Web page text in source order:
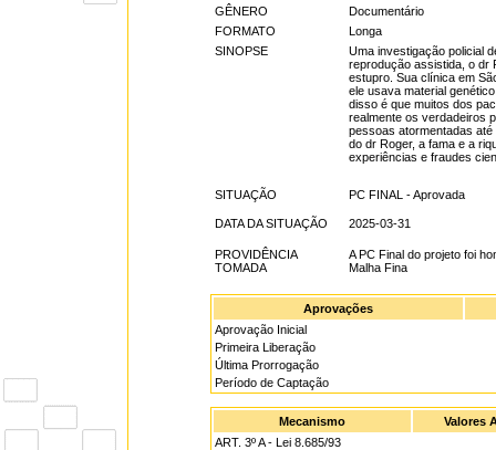
GÊNERO
Documentário
FORMATO
Longa
SINOPSE
Uma investigação policial
reprodução assistida, o dr
estupro. Sua clínica em
ele usava material
disso é que muitos dos
realmente os verdadeiros
pessoas atormentadas
do dr Roger, a fama e a
experiências e fraudes
SITUAÇÃO PC FINAL - Aprovada
DATA DA SITUAÇÃO 2025-03-31
PROVIDÊNCIA
TOMADA
A PC Final do projeto foi
Malha Fina
Aprovações
Aprovação Inicial
Primeira Liberação
Última Prorrogação
Período de Captação
Mecanismo
Valores
ART. 3º A - Lei 8.685/93